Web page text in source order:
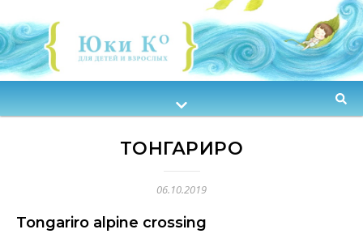
ТОНГАРИРО
06.10.2019
Tongariro alpine crossing